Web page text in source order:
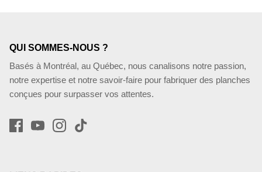
QUI SOMMES-NOUS ?
Basés à Montréal, au Québec, nous canalisons notre passion,
notre expertise et notre savoir-faire pour fabriquer des planches
conçues pour surpasser vos attentes.